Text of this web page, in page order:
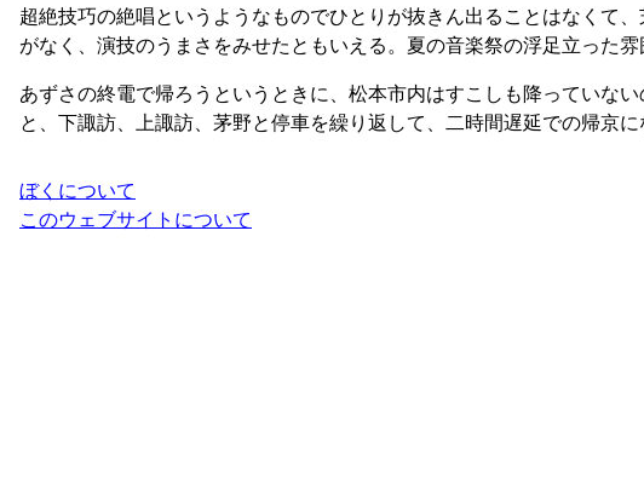
超絶技巧の絶唱というようなものでひとりが抜きん出ることはなくて
がなく、演技のうまさをみせたともいえる。夏の音楽祭の浮足立った
あずさの終電で帰ろうというときに、松本市内はすこしも降っていな
と、下諏訪、上諏訪、茅野と停車を繰り返して、二時間遅延での帰京に
ぼくについて
このウェブサイトについて